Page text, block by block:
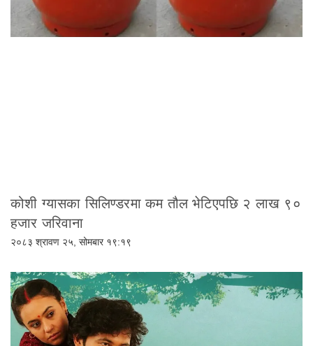
कोशी ग्यासका सिलिण्डरमा कम तौल भेटिएपछि २ लाख ९०
हजार जरिवाना
२०८३ श्रावण २५, सोमबार १९:१९